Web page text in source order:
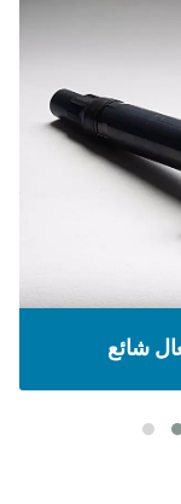
شائع